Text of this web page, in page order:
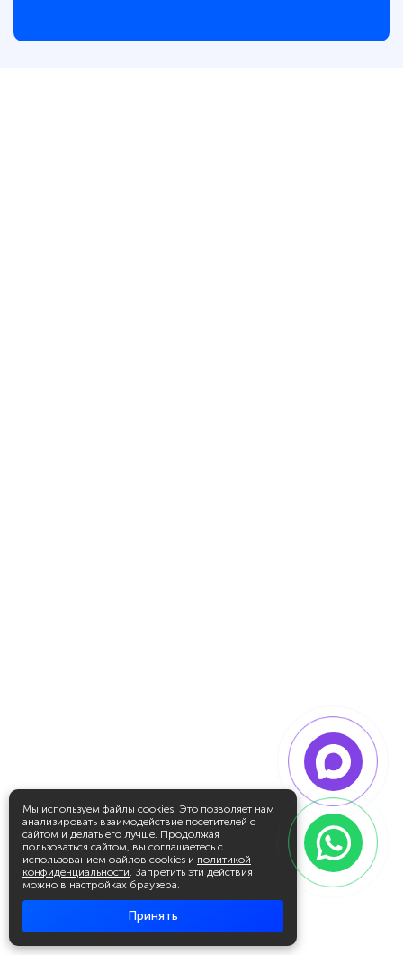
Мы используем файлы cookies. Это позволяет нам
анализировать взаимодействие посетителей с
сайтом и делать его лучше. Продолжая
пользоваться сайтом, вы соглашаетесь с
использованием файлов cookies и политикой
конфиденциальности. Запретить эти действия
можно в настройках браузера.
Принять